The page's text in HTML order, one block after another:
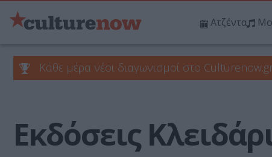
Ατζέντα
Κάθε μέρα νέοι διαγωνισμοί στο
Εκδόσεις